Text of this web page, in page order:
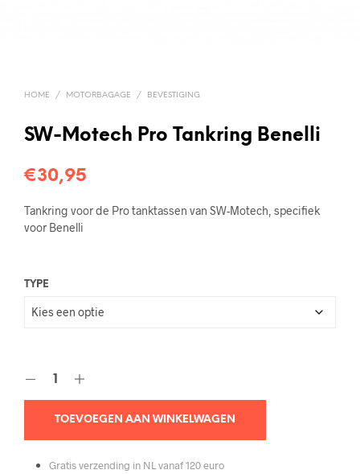
HOME / MOTORBAGAGE / BEVESTIGING
SW-Motech Pro Tankring Benelli
€30,95
Tankring voor de Pro tanktassen van SW-Motech, specifiek
voor Benelli
TYPE
TOEVOEGEN AAN WINKELWAGEN
Gratis verzending in NL vanaf 120 euro